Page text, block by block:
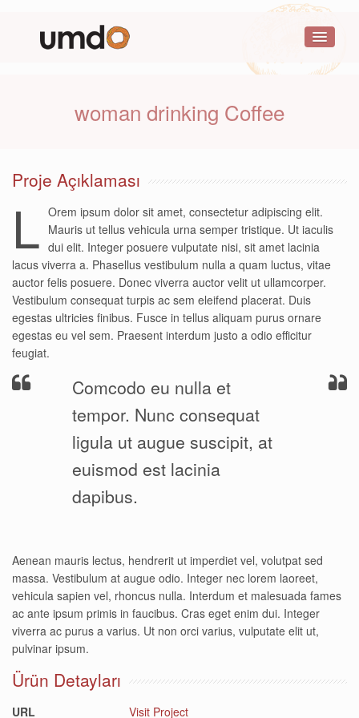
woman drinking Coffee
Proje Açıklaması
L Orem ipsum dolor sit amet, consectetur adipiscing elit.
Mauris ut tellus vehicula urna semper tristique. Ut iaculis
dui elit. Integer posuere vulputate nisi, sit amet lacinia
lacus viverra a. Phasellus vestibulum nulla a quam luctus, vitae
auctor felis posuere. Donec viverra auctor velit ut ullamcorper.
Vestibulum consequat turpis ac sem eleifend placerat. Duis
egestas ultricies finibus. Fusce in tellus aliquam purus ornare
egestas eu vel sem. Praesent interdum justo a odio efficitur
feugiat.
Comcodo eu nulla et
tempor. Nunc consequat
ligula ut augue suscipit, at
euismod est lacinia
dapibus.
Aenean mauris lectus, hendrerit ut imperdiet vel, volutpat sed
massa. Vestibulum at augue odio. Integer nec lorem laoreet,
vehicula sapien vel, rhoncus nulla. Interdum et malesuada fames
ac ante ipsum primis in faucibus. Cras eget enim dui. Integer
viverra ac purus a varius. Ut non orci varius, vulputate elit ut,
pulvinar ipsum.
Ürün Detayları
URL Visit Project